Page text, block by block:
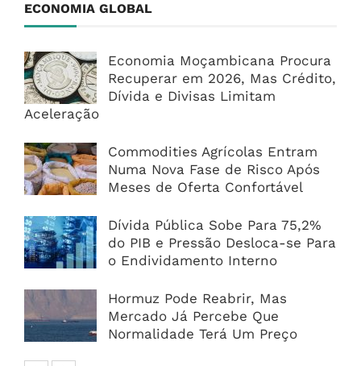
ECONOMIA GLOBAL
Economia Moçambicana Procura
Recuperar em 2026, Mas Crédito,
Dívida e Divisas Limitam
Aceleração
Commodities Agrícolas Entram
Numa Nova Fase de Risco Após
Meses de Oferta Confortável
Dívida Pública Sobe Para 75,2%
do PIB e Pressão Desloca-se Para
o Endividamento Interno
Hormuz Pode Reabrir, Mas
Mercado Já Percebe Que
Normalidade Terá Um Preço